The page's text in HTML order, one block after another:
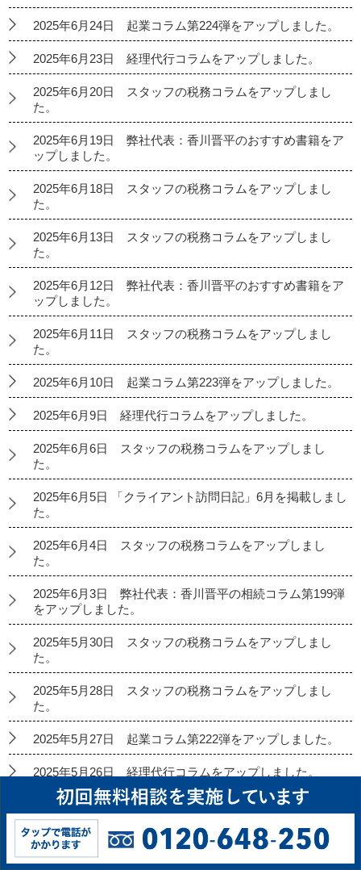
2025年6月24日 起業コラム第224弾をアップしました。
2025年6月23日 経理代行コラムをアップしました。
2025年6月20日 スタッフの税務コラムをアップしまし
た。
2025年6月19日 弊社代表：香川晋平のおすすめ書籍をア
ップしました。
2025年6月18日 スタッフの税務コラムをアップしまし
た。
2025年6月13日 スタッフの税務コラムをアップしまし
た。
2025年6月12日 弊社代表：香川晋平のおすすめ書籍をア
ップしました。
2025年6月11日 スタッフの税務コラムをアップしまし
た。
2025年6月10日 起業コラム第223弾をアップしました。
2025年6月9日 経理代行コラムをアップしました。
2025年6月6日 スタッフの税務コラムをアップしまし
た。
2025年6月5日 「クライアント訪問日記」6月を掲載しまし
た。
2025年6月4日 スタッフの税務コラムをアップしまし
た。
2025年6月3日 弊社代表：香川晋平の相続コラム第199弾
をアップしました。
2025年5月30日 スタッフの税務コラムをアップしまし
た。
2025年5月28日 スタッフの税務コラムをアップしまし
た。
2025年5月27日 起業コラム第222弾をアップしました。
2025年5月26日 経理代行コラムをアップしました。
2025年5月23日 スタッフの税務コラムをアップしまし
た。
2025年5月21日 スタッフの税務コラムをアップしまし